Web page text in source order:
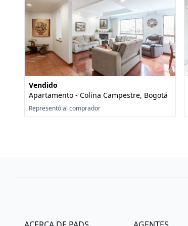
Vendido
Apartamento - Colina Campestre, Bogotá
Representó al comprador